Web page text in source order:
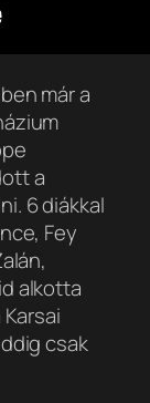
már a
a
6 diákkal
Fey
alkotta
csak